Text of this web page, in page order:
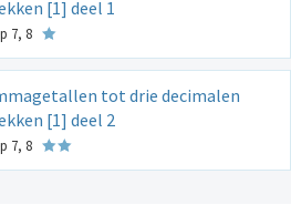
[1] deel 1
7, 8
tot drie decimalen
[1] deel 2
7, 8